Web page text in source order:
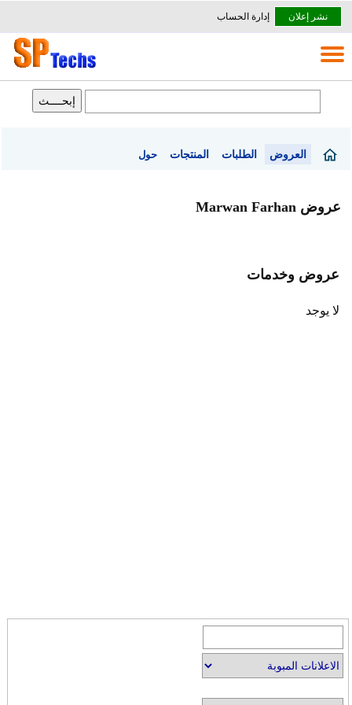
نشر إعلان إدارة الحساب
العروض الطلبات المنتجات حول
عروض Marwan Farhan
عروض وخدمات
لا يوجد